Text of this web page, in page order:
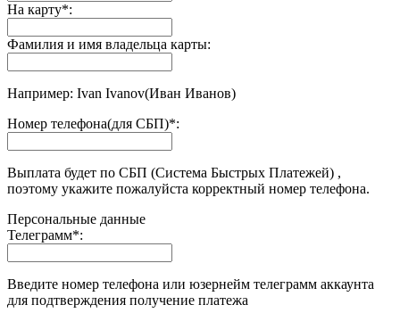
На карту*:
Фамилия и имя владельца карты:
Например: Ivan Ivanov(Иван Иванов)
Номер телефона(для СБП)*:
Выплата будет по СБП (Система Быстрых Платежей) ,
поэтому укажите пожалуйста корректный номер телефона.
Персональные данные
Телеграмм*:
Введите номер телефона или юзернейм телеграмм аккаунта
для подтверждения получение платежа